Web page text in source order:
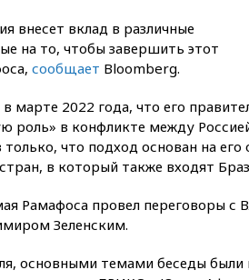
внесет вклад в различные
на то, чтобы завершить этот
сообщает Bloomberg.
марте 2022 года, что его
роль» в конфликте между
что подход основан на
в который также входят
Рамафоса провел переговоры с
Зеленским.
основными темами беседы были